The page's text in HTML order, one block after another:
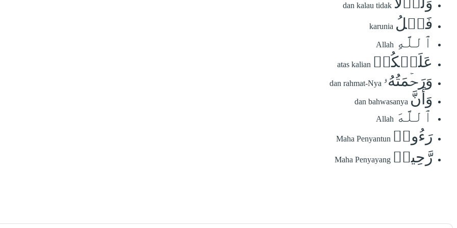
dan kalau tidak
فَضۡلُ karunia
ٱللَّهِ Allah
عَلَيۡكُمۡ atas kalian
وَرَحۡمَتُهُۥ dan rahmat-Nya
وَأَنَّ dan bahwasanya
ٱللَّهَ Allah
رَءُوفٞ Maha Penyantun
رَّحِيمٞ Maha Penyayang